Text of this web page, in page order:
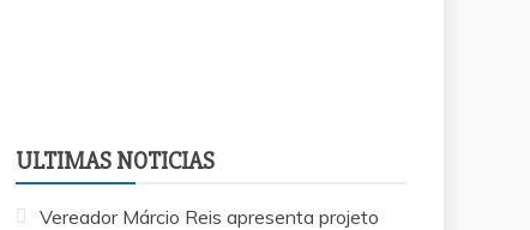
ULTIMAS NOTICIAS
Vereador Márcio Reis apresenta projeto